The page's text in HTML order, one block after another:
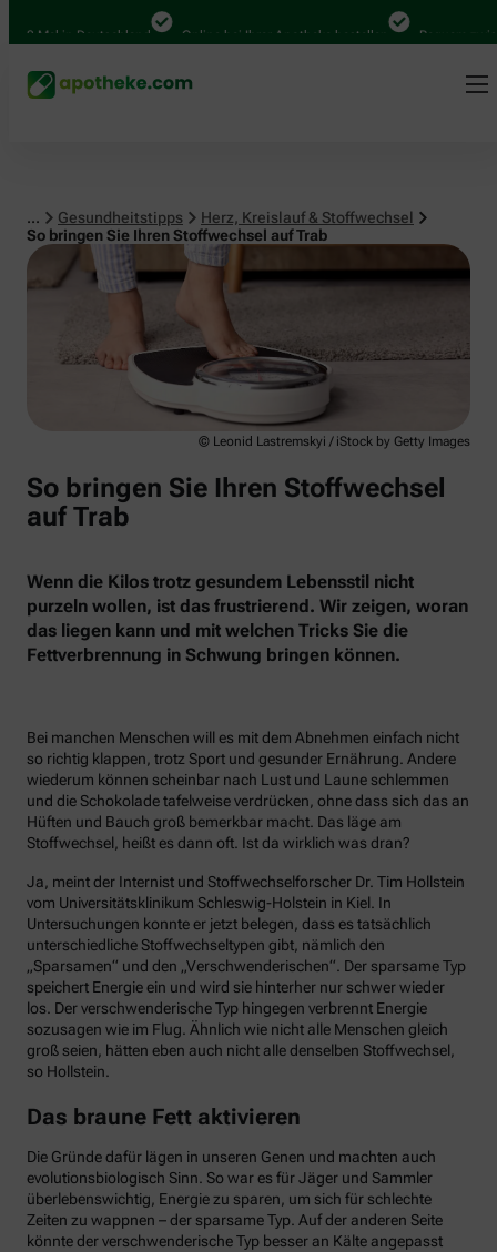
Mal in Deutschland Online bei Ihrer Apotheke bestellen Bequem
... Gesundheitstipps
Herz, Kreislauf & Stoffwechsel
So bringen Sie Ihren Stoffwechsel auf Trab
Herz, Kreislauf & Stoffwechsel
© Leonid Lastremskyi / iStock by Getty Images
So bringen Sie Ihren Stoffwechsel
auf Trab
Wenn die Kilos trotz gesundem Lebensstil nicht
purzeln wollen, ist das frustrierend. Wir zeigen, woran
das liegen kann und mit welchen Tricks Sie die
Fettverbrennung in Schwung bringen können.
Bei manchen Menschen will es mit dem Abnehmen einfach nicht
so richtig klappen, trotz Sport und gesunder Ernährung. Andere
wiederum können scheinbar nach Lust und Laune schlemmen
und die Schokolade tafelweise verdrücken, ohne dass sich das an
Hüften und Bauch groß bemerkbar macht. Das läge am
Stoffwechsel, heißt es dann oft. Ist da wirklich was dran?
Ja, meint der Internist und Stoffwechselforscher Dr. Tim Hollstein
vom Universitätsklinikum Schleswig-Holstein in Kiel. In
Untersuchungen konnte er jetzt belegen, dass es tatsächlich
unterschiedliche Stoffwechseltypen gibt, nämlich den
„Sparsamen“ und den „Verschwenderischen“. Der sparsame Typ
speichert Energie ein und wird sie hinterher nur schwer wieder
los. Der verschwenderische Typ hingegen verbrennt Energie
sozusagen wie im Flug. Ähnlich wie nicht alle Menschen gleich
groß seien, hätten eben auch nicht alle denselben Stoffwechsel,
so Hollstein.
Das braune Fett aktivieren
Die Gründe dafür lägen in unseren Genen und machten auch
evolutionsbiologisch Sinn. So war es für Jäger und Sammler
überlebenswichtig, Energie zu sparen, um sich für schlechte
Zeiten zu wappnen – der sparsame Typ. Auf der anderen Seite
könnte der verschwenderische Typ besser an Kälte angepasst